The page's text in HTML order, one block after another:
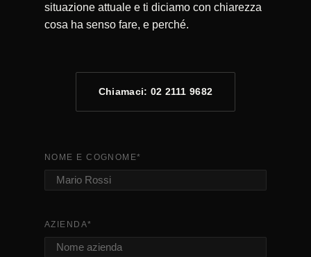
situazione attuale e ti diciamo con chiarezza
cosa ha senso fare, e perché.
Chiamaci: 02 2111 9682
NOME E COGNOME*
AZIENDA*